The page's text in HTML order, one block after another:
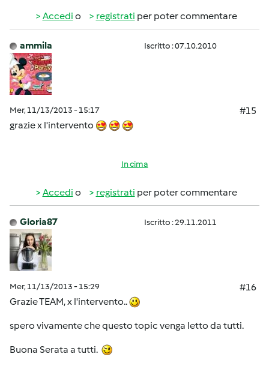
Accedi o registrati per poter commentare
ammila Iscritto : 07.10.2010
Mer, 11/13/2013 - 15:17
#15
grazie x l'intervento
In cima
Accedi o registrati per poter commentare
Gloria87 Iscritto : 29.11.2011
Mer, 11/13/2013 - 15:29
#16
Grazie TEAM, x l'intervento..
spero vivamente che questo topic venga letto da tutti.
Buona Serata a tutti.